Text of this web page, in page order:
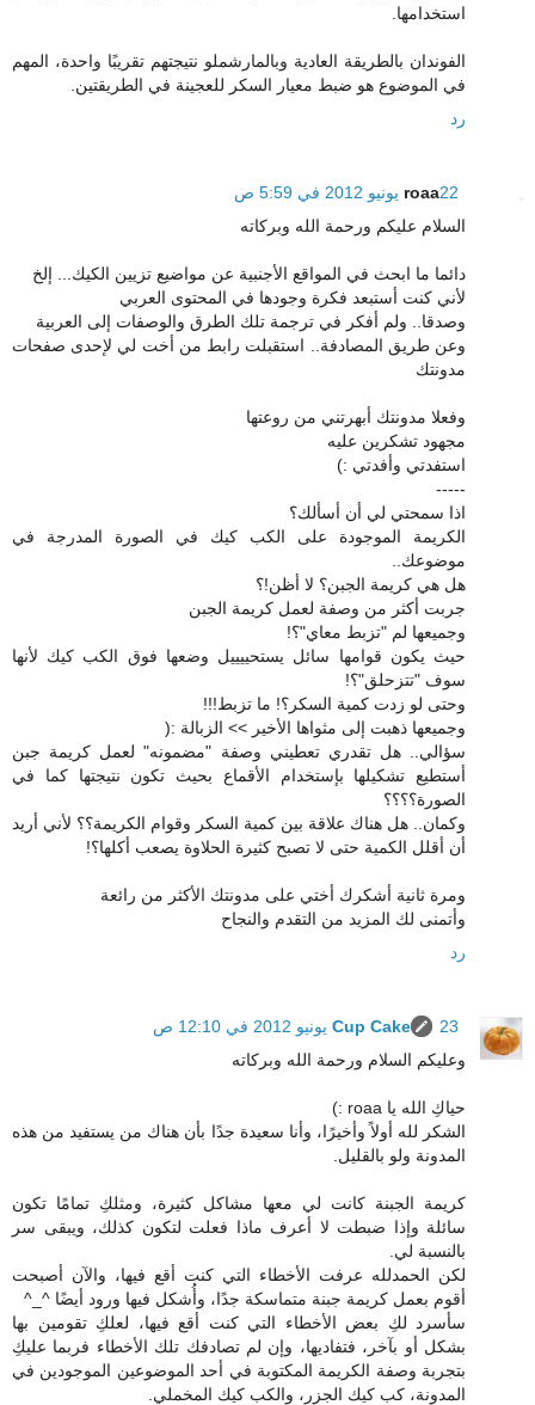
استخدامها.
الفوندان بالطريقة العادية وبالمارشملو نتيجتهم تقريبًا واحدة، المهم
في الموضوع هو ضبط معيار السكر للعجينة في الطريقتين.
رد
roaa22 يونيو 2012 في 5:59 ص
السلام عليكم ورحمة الله وبركاته
دائما ما ابحث في المواقع الأجنبية عن مواضيع تزيين الكيك... إلخ
لأني كنت أستبعد فكرة وجودها في المحتوى العربي
وصدقا.. ولم أفكر في ترجمة تلك الطرق والوصفات إلى العربية
وعن طريق المصادفة.. استقبلت رابط من أخت لي لإحدى صفحات
مدونتك
وفعلا مدونتك أبهرتني من روعتها
مجهود تشكرين عليه
استفدتي وأفدتي :)
-----
اذا سمحتي لي أن أسألك؟
الكريمة الموجودة على الكب كيك في الصورة المدرجة في
موضوعك..
هل هي كريمة الجبن؟ لا أظن!؟
جربت أكثر من وصفة لعمل كريمة الجبن
وجميعها لم "تزبط معاي"؟!
حيث يكون قوامها سائل يستحييييل وضعها فوق الكب كيك لأنها
سوف "تتزحلق"؟!
وحتى لو زدت كمية السكر؟! ما تزبط!!!
وجميعها ذهبت إلى مثواها الأخير >> الزبالة :(
سؤالي.. هل تقدري تعطيني وصفة "مضمونه" لعمل كريمة جبن
أستطيع تشكيلها بإستخدام الأقماع بحيث تكون نتيجتها كما في
الصورة؟؟؟؟
وكمان.. هل هناك علاقة بين كمية السكر وقوام الكريمة؟؟ لأني أريد
أن أقلل الكمية حتى لا تصبح كثيرة الحلاوة يصعب أكلها؟!
ومرة ثانية أشكرك أختي على مدونتك الأكثر من رائعة
وأتمنى لك المزيد من التقدم والنجاح
رد
Cup Cake
23 يونيو 2012 في 12:10 ص
وعليكم السلام ورحمة الله وبركاته
حياكِ الله يا roaa :)
الشكر لله أولاً وأخيرًا، وأنا سعيدة جدًا بأن هناك من يستفيد من هذه
المدونة ولو بالقليل.
كريمة الجبنة كانت لي معها مشاكل كثيرة، ومثلكِ تمامًا تكون
سائلة وإذا ضبطت لا أعرف ماذا فعلت لتكون كذلك، ويبقى سر
بالنسبة لي.
لكن الحمدلله عرفت الأخطاء التي كنت أقع فيها، والآن أصبحت
أقوم بعمل كريمة جبنة متماسكة جدًا، وأُشكل فيها ورود أيضًا ^_^
سأسرد لكِ بعض الأخطاء التي كنت أقع فيها، لعلكِ تقومين بها
بشكل أو بآخر، فتفاديها، وإن لم تصادفك تلك الأخطاء فربما عليكِ
بتجربة وصفة الكريمة المكتوبة في أحد الموضوعين الموجودين في
المدونة، كب كيك الجزر، والكب كيك المخملي.